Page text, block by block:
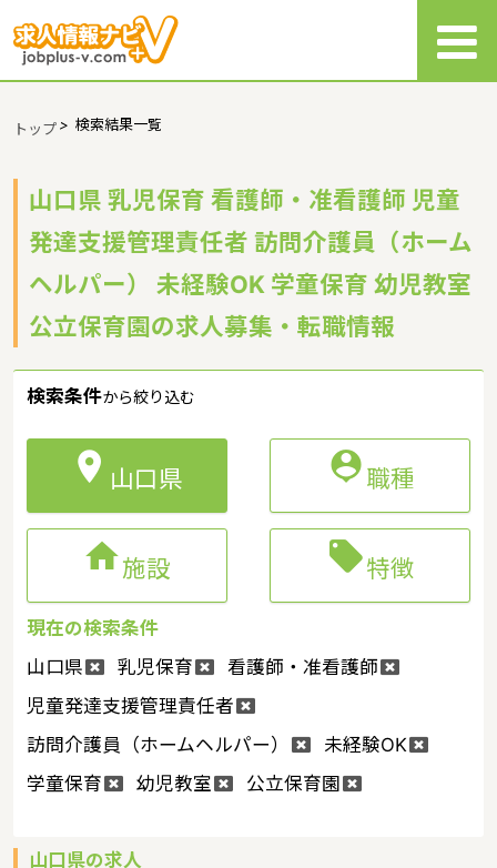
トップ> 検索結果一覧
山口県 乳児保育 看護師・准看護師 児童
発達支援管理責任者 訪問介護員（ホーム
ヘルパー） 未経験OK 学童保育 幼児教室
公立保育園の求人募集・転職情報
検索条件から絞り込む
 山口県 職種
施設 特徴
現在の検索条件
山口県
乳児保育
看護師・准看護師
児童発達支援管理責任者
訪問介護員（ホームヘルパー）
未経験OK
学童保育
幼児教室 公立保育園
山口県の求人